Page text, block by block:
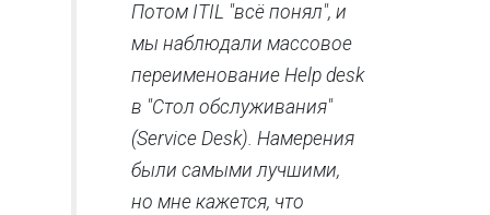
Потом ITIL "всё понял", и
мы наблюдали массовое
переименование Help desk
в "Стол обслуживания"
(Service Desk). Намерения
были самыми лучшими,
но мне кажется, что